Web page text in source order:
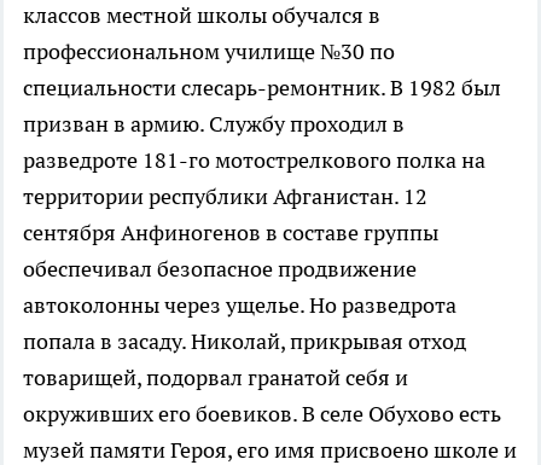
классов местной школы обучался в
профессиональном училище №30 по
специальности слесарь-ремонтник. В 1982 был
призван в армию. Службу проходил в
разведроте 181-го мотострелкового полка на
территории республики Афганистан. 12
сентября Анфиногенов в составе группы
обеспечивал безопасное продвижение
автоколонны через ущелье. Но разведрота
попала в засаду. Николай, прикрывая отход
товарищей, подорвал гранатой себя и
окруживших его боевиков. В селе Обухово есть
музей памяти Героя, его имя присвоено школе и